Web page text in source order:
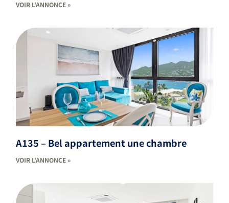
VOIR L'ANNONCE »
A135 – Bel appartement une chambre
VOIR L'ANNONCE »